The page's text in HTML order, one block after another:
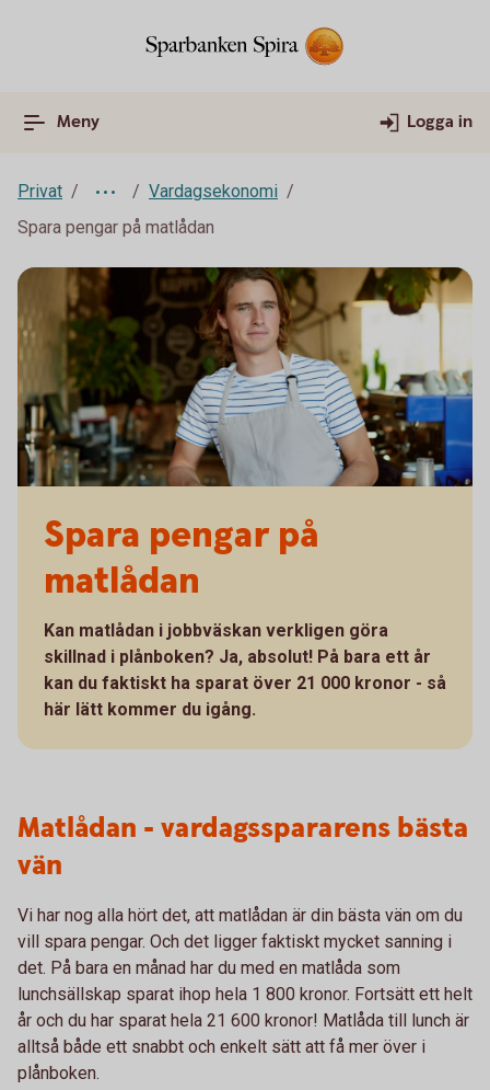
Meny Logga in
Privat
Vardagsekonomi
Spara pengar på matlådan
Spara pengar på
matlådan
Kan matlådan i jobbväskan verkligen göra
skillnad i plånboken? Ja, absolut! På bara ett år
kan du faktiskt ha sparat över 21 000 kronor - så
här lätt kommer du igång.
Matlådan - vardagsspararens bästa
vän
Vi har nog alla hört det, att matlådan är din bästa vän om du
vill spara pengar. Och det ligger faktiskt mycket sanning i
det. På bara en månad har du med en matlåda som
lunchsällskap sparat ihop hela 1 800 kronor. Fortsätt ett helt
år och du har sparat hela 21 600 kronor! Matlåda till lunch är
alltså både ett snabbt och enkelt sätt att få mer över i
plånboken.